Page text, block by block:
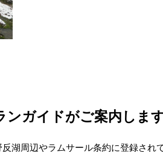
ンガイドがご案内しま
湖周辺やラムサール条約に登録さ